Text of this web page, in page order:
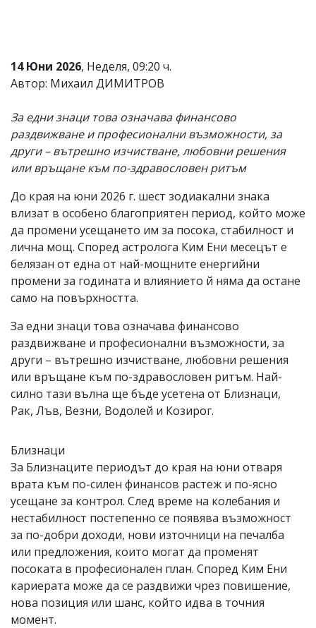
въвеждат
от
читателите
редакцията
не
носи
отговорност
за
Ако
откриете
обиден
за
вас
коментар,
моля
сигнализирайте
ни!
14 Юни 2026, Неделя, 09:20 ч.
Автор: Михаил ДИМИТРОВ
За едни знаци това означава финансово
раздвижване и професионални възможности, за
други – вътрешно изчистване, любовни решения
или връщане към по-здравословен ритъм
До края на юни 2026 г. шест зодиакални знака
влизат в особено благоприятен период, който може
да промени усещането им за посока, стабилност и
лична мощ. Според астролога Ким Ени месецът е
белязан от една от най-мощните енергийни
промени за годината и влиянието й няма да остане
само на повърхността.
За едни знаци това означава финансово
раздвижване и професионални възможности, за
други – вътрешно изчистване, любовни решения
или връщане към по-здравословен ритъм. Най-
силно тази вълна ще бъде усетена от Близнаци,
Рак, Лъв, Везни, Водолей и Козирог.
Близнаци
За Близнаците периодът до края на юни отваря
врата към по-силен финансов растеж и по-ясно
усещане за контрол. След време на колебания и
нестабилност постепенно се появява възможност
за по-добри доходи, нови източници на печалба
или предложения, които могат да променят
посоката в професионален план. Според Ким Ени
кариерата може да се раздвижи чрез повишение,
нова позиция или шанс, който идва в точния
момент.